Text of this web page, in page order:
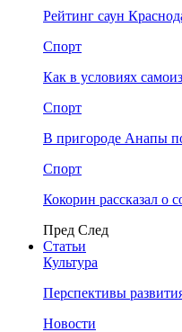
Рейтинг саун
Спорт
Как в условиях
Спорт
В пригороде Анапы
Спорт
Кокорин рассказал о
Пред След
Статьи
Культура
Перспективы
Новости